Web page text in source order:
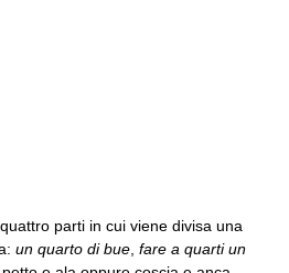
parti in cui viene divisa una
un quarto di bue fare a quarti un